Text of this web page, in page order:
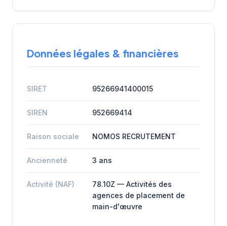
Données légales & financières
SIRET 95266941400015
SIREN 952669414
Raison sociale NOMOS RECRUTEMENT
Ancienneté 3 ans
Activité (NAF)
78.10Z — Activités des
agences de placement de
main-d'œuvre